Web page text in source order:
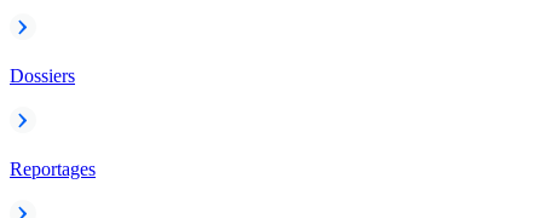
Dossiers
Reportages